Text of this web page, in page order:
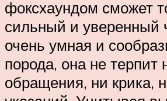
фоксхаундом сможет
сильный и уверенный
очень умная и
порода, она не терпит
обращения, ни крика,